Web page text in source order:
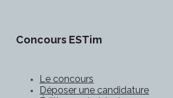
Concours ESTim
Le concours
Déposer une candidature